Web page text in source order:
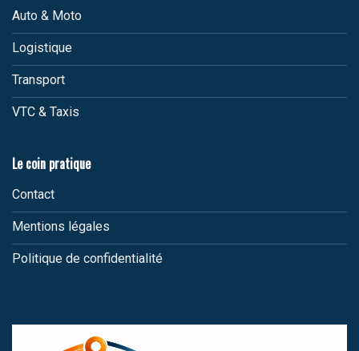
Auto & Moto
Logistique
Transport
VTC & Taxis
Le coin pratique
Contact
Mentions légales
Politique de confidentialité